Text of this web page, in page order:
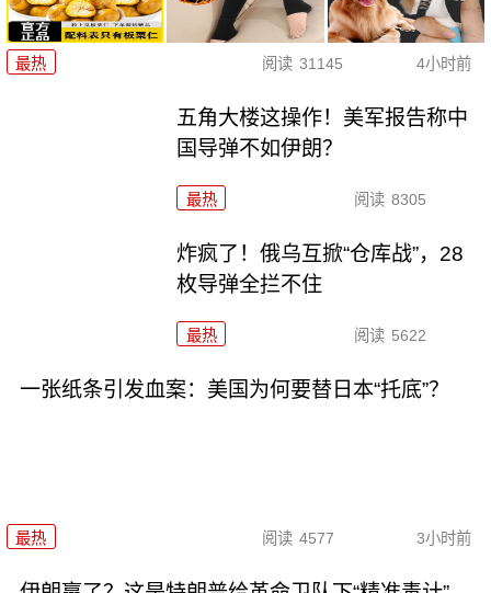
最热 阅读 31145 4小时前
五角大楼这操作！美军报告称中
国导弹不如伊朗？
最热 阅读 8305
炸疯了！俄乌互掀“仓库战”，28
枚导弹全拦不住
最热 阅读 5622
一张纸条引发血案：美国为何要替日本“托底”？
最热 阅读 4577 3小时前